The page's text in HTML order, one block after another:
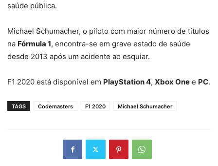
saúde pública.
Michael Schumacher, o piloto com maior número de títulos
na Fórmula 1, encontra-se em grave estado de saúde
desde 2013 após um acidente ao esquiar.
F1 2020 está disponível em PlayStation 4, Xbox One e PC.
TAGS Codemasters F1 2020 Michael Schumacher